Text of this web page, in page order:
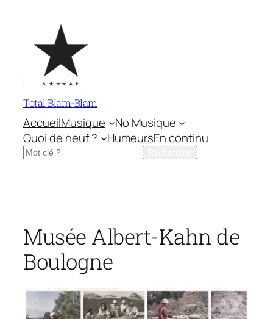
contenu
Total Blam-Blam
AccueilMusique
No Musique
Quoi de neuf ?
HumeursEn continu
Rechercher
Musée Albert-Kahn de
Boulogne